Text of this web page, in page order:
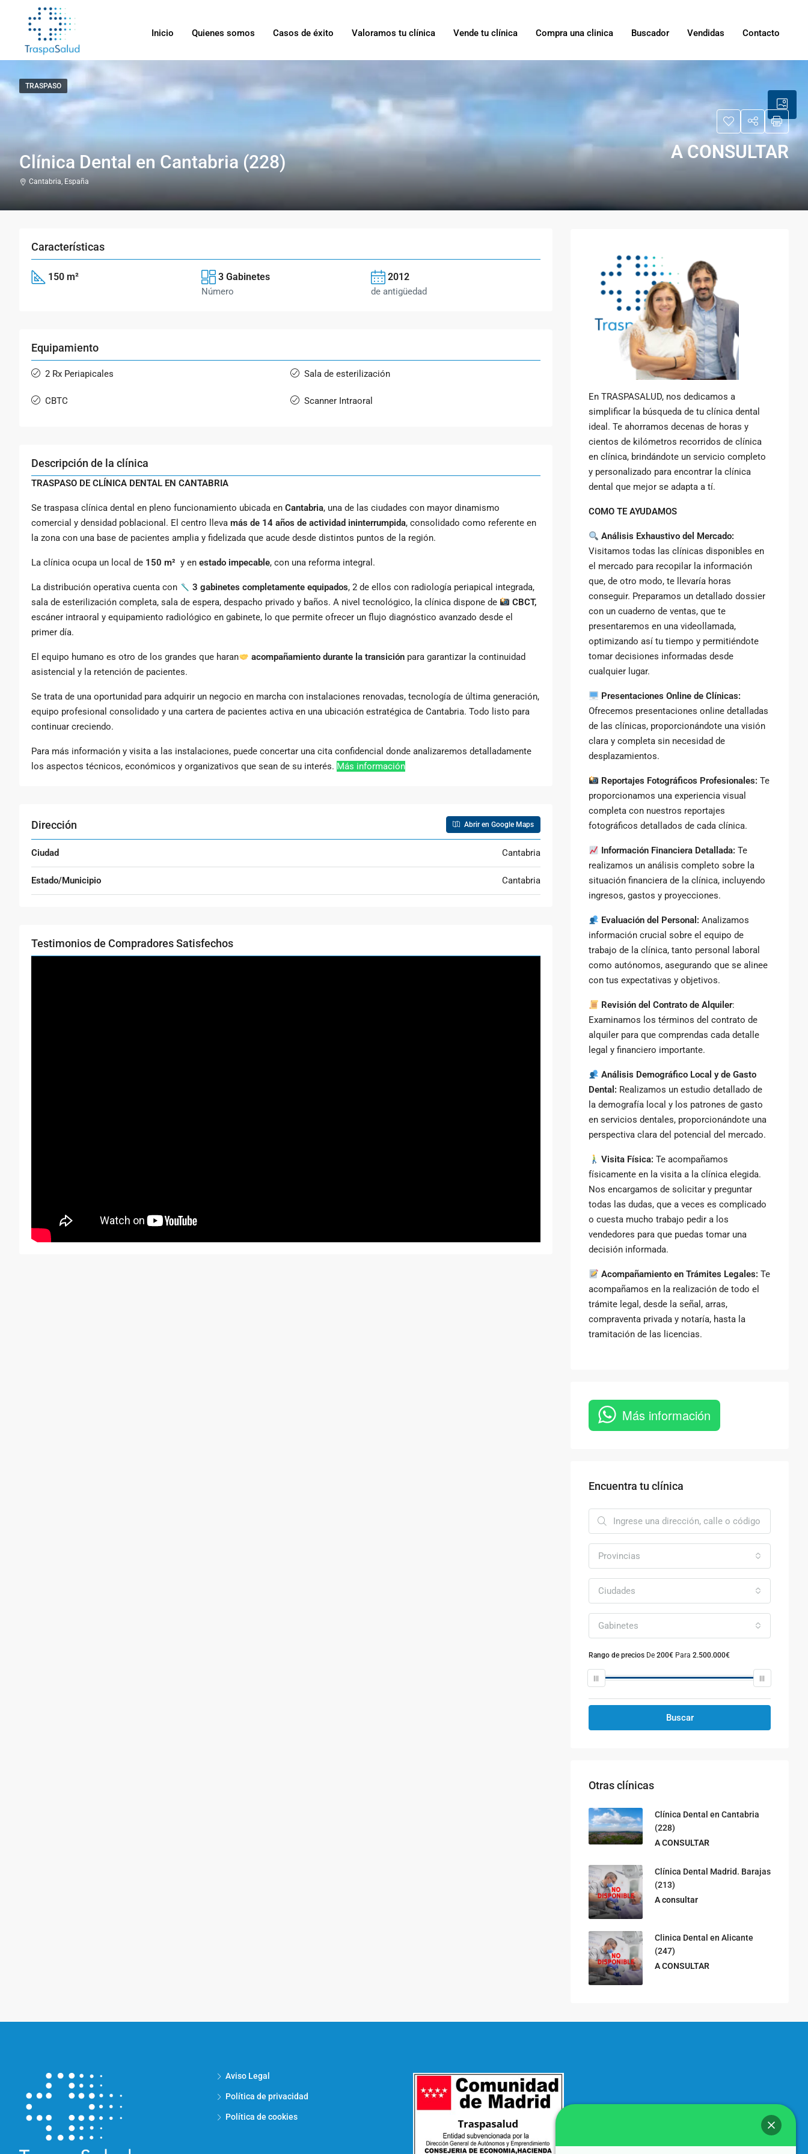
Inicio Quienes somos Casos de éxito Valoramos tu clínica Vende tu clínica Compra una clinica Buscador Vendidas Contacto
TRASPASO
Clínica Dental en Cantabria (228) A CONSULTAR
Cantabria, España
Características
150 m² 3 Gabinetes
Número
2012
de antigüedad
Equipamiento
2 Rx Periapicales
CBTC
Sala de esterilización
Scanner Intraoral
Descripción de la clínica
TRASPASO DE CLÍNICA DENTAL EN CANTABRIA
Se traspasa clínica dental en pleno funcionamiento ubicada en Cantabria, una de las ciudades con mayor dinamismo
comercial y densidad poblacional. El centro lleva más de 14 años de actividad ininterrumpida, consolidado como referente en
la zona con una base de pacientes amplia y fidelizada que acude desde distintos puntos de la región.
La clínica ocupa un local de 150 m² y en estado impecable, con una reforma integral.
La distribución operativa cuenta con 3 gabinetes completamente equipados, 2 de ellos con radiología periapical integrada,
sala de esterilización completa, sala de espera, despacho privado y baños. A nivel tecnológico, la clínica dispone de
CBCT,
escáner intraoral y equipamiento radiológico en gabinete, lo que permite ofrecer un flujo diagnóstico avanzado desde el
primer día.
El equipo humano es otro de los grandes que haran acompañamiento durante la transición para garantizar la continuidad
asistencial y la retención de pacientes.
Se trata de una oportunidad para adquirir un negocio en marcha con instalaciones renovadas, tecnología de última generación,
equipo profesional consolidado y una cartera de pacientes activa en una ubicación estratégica de Cantabria. Todo listo para
continuar creciendo.
Para más información y visita a las instalaciones, puede concertar una cita confidencial donde analizaremos detalladamente
los aspectos técnicos, económicos y organizativos que sean de su interés. Más información
Dirección Abrir en Google Maps
Ciudad Cantabria
Estado/Municipio Cantabria
Testimonios de Compradores Satisfechos
En TRASPASALUD, nos dedicamos a
simplificar la búsqueda de tu clínica dental
ideal. Te ahorramos decenas de horas y
cientos de kilómetros recorridos de clínica
en clínica, brindándote un servicio completo
y personalizado para encontrar la clínica
dental que mejor se adapta a tí.
COMO TE AYUDAMOS
Análisis Exhaustivo del Mercado:
Visitamos todas las clínicas disponibles en
el mercado para recopilar la información
que, de otro modo, te llevaría horas
conseguir. Preparamos un detallado dossier
con un cuaderno de ventas, que te
presentaremos en una videollamada,
optimizando así tu tiempo y permitiéndote
tomar decisiones informadas desde
cualquier lugar.
Presentaciones Online de Clínicas:
Ofrecemos presentaciones online detalladas
de las clínicas, proporcionándote una visión
clara y completa sin necesidad de
desplazamientos.
Reportajes Fotográficos Profesionales: Te
proporcionamos una experiencia visual
completa con nuestros reportajes
fotográficos detallados de cada clínica.
Información Financiera Detallada:Te
realizamos un análisis completo sobre la
situación financiera de la clínica, incluyendo
ingresos, gastos y proyecciones.
Evaluación del Personal: Analizamos
información crucial sobre el equipo de
trabajo de la clínica, tanto personal laboral
como autónomos, asegurando que se alinee
con tus expectativas y objetivos.
Revisión del Contrato de Alquiler:
Examinamos los términos del contrato de
alquiler para que comprendas cada detalle
legal y financiero importante.
Análisis Demográfico Local y de Gasto
Dental: Realizamos un estudio detallado de
la demografía local y los patrones de gasto
en servicios dentales, proporcionándote una
perspectiva clara del potencial del mercado.
Visita Física: Te acompañamos
físicamente en la visita a la clínica elegida.
Nos encargamos de solicitar y preguntar
todas las dudas, que a veces es complicado
o cuesta mucho trabajo pedir a los
vendedores para que puedas tomar una
decisión informada.
Acompañamiento en Trámites Legales:Te
acompañamos en la realización de todo el
trámite legal, desde la señal, arras,
compraventa privada y notaría, hasta la
tramitación de las licencias.
Más información
Encuentra tu clínica
Provincias
Ciudades
Gabinetes
Rango de precios De 200€ Para 2.500.000€
Buscar
Otras clínicas
Clínica Dental en Cantabria
(228)
A CONSULTAR
Clínica Dental Madrid. Barajas
(213)
A consultar
Clinica Dental en Alicante
(247)
A CONSULTAR
Aviso Legal
Política de privacidad
Política de cookies
¡Hola!